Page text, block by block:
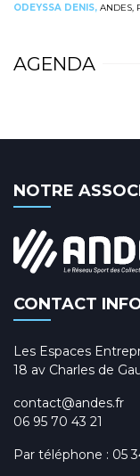
ODEYSSA DENIS, ANDES,
AGENDA
NOTRE
CONTACT
Les Espaces
18 av Charles de
contact@andes.fr
06 95 70 43 21
Par téléphone : 05